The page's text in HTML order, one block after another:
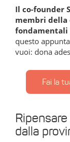
Il co-founder
membri della
fondamentali
questo
vuoi: dona
Fai la
dalla